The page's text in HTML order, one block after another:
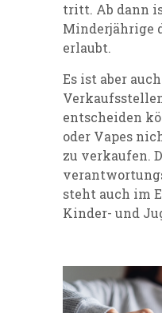
tritt. Ab dann
Minderjährige
erlaubt.
Es ist aber
entscheiden
oder Vapes
zu verkaufen.
steht auch im
Kinder- und